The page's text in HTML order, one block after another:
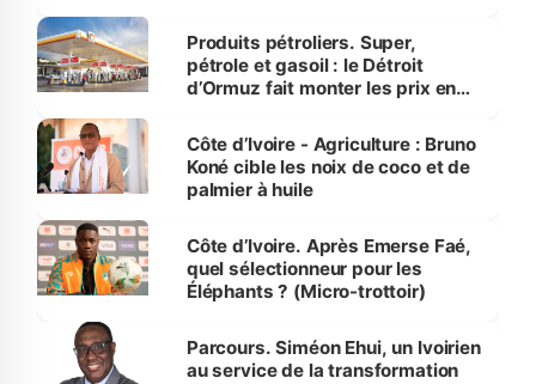
menacées
Produits pétroliers. Super,
pétrole et gasoil : le Détroit
d’Ormuz fait monter les prix en
Côte d’Ivoire - Agriculture : Bruno
Koné cible les noix de coco et de
palmier à huile
Côte d’Ivoire. Après Emerse Faé,
quel sélectionneur pour les
Éléphants ? (Micro-trottoir)
Parcours. Siméon Ehui, un Ivoirien
au service de la transformation